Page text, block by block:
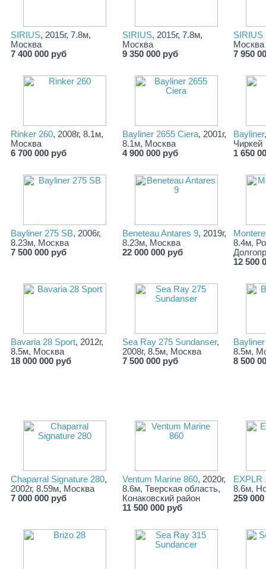
SIRIUS, 2015г, 7.8м,
Москва
7 400 000 руб
SIRIUS, 2015г, 7.8м,
Москва
9 350 000 руб
SIRIUS
Москва
7 950
Rinker 260, 2008г, 8.1м,
Москва
6 700 000 руб
Bayliner 2655 Ciera, 2001г,
8.1м, Москва
4 900 000 руб
Bayliner
Чиркей
1 650
Bayliner 275 SB, 2006г,
8.23м, Москва
7 500 000 руб
Beneteau Antares 9, 2019г,
8.23м, Москва
22 000 000 руб
8.4м,
12 500
Bavaria 28 Sport, 2012г,
8.5м, Москва
18 000 000 руб
Sea Ray 275 Sundanser,
2008г, 8.5м, Москва
7 500 000 руб
8.5м,
8 500
Chaparral Signature 280,
2002г, 8.59м, Москва
7 000 000 руб
Ventum Marine 860, 2020г,
8.6м, Тверская область,
Конаковский район
11 500 000 руб
EXPLR
8.6м,
259